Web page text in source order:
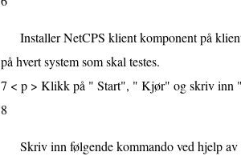
Installer NetCPS klient komponent på
på hvert system som skal testes.
7 < p > Klikk på " Start", " Kjør" og skriv inn "
8
Skriv inn følgende kommando ved hjelp